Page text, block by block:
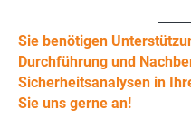
Sie benötigen
Durchführung und
Sicherheitsanalysen in
Sie uns gerne an!